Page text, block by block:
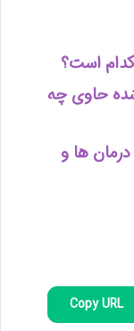
است؟
حاوی چه
ها و
Copy URL